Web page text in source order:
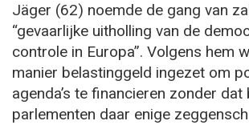
Jäger (62) noemde de gang van
“gevaarlijke uitholling van de
controle in Europa”. Volgens hem
manier belastinggeld ingezet om
agenda’s te financieren zonder
parlementen daar enige